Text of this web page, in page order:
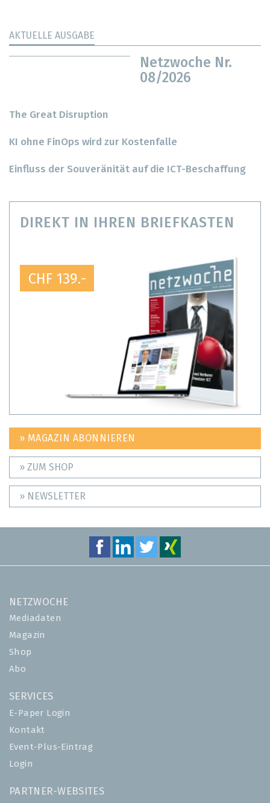
AKTUELLE AUSGABE
Netzwoche Nr.
08/2026
The Great Disruption
KI ohne FinOps wird zur Kostenfalle
Einfluss der Souveränität auf die ICT-Beschaffung
DIREKT IN IHREN BRIEFKASTEN
CHF 139.-
» MAGAZIN ABONNIEREN
» ZUM SHOP
» NEWSLETTER
NETZWOCHE
Mediadaten
Magazin
Shop
Abo
SERVICES
E-Paper Login
Kontakt
Event-Plus-Eintrag
Login
PARTNER-WEBSITES